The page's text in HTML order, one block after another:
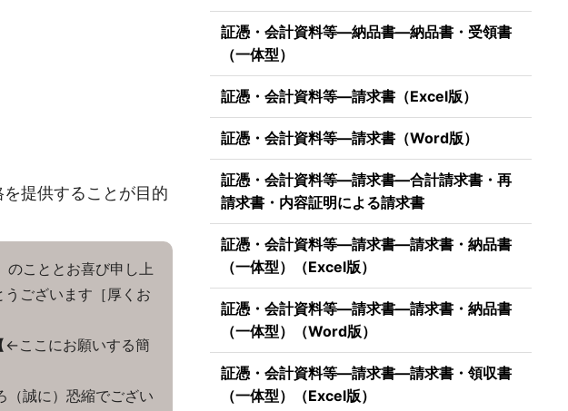
提供することが目的
こととお喜び申し上
ございます［厚くお
←ここにお願いする簡
（誠に）恐縮でござい
証憑・会計資料等―納品書―納品書・受領書
（一体型）
証憑・会計資料等―請求書（Excel版）
証憑・会計資料等―請求書（Word版）
証憑・会計資料等―請求書―合計請求書・再
請求書・内容証明による請求書
証憑・会計資料等―請求書―請求書・納品書
（一体型）（Excel版）
証憑・会計資料等―請求書―請求書・納品書
（一体型）（Word版）
証憑・会計資料等―請求書―請求書・領収書
（一体型）（Excel版）